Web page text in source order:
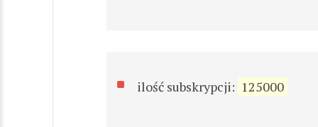
ilość subskrypcji: 125000